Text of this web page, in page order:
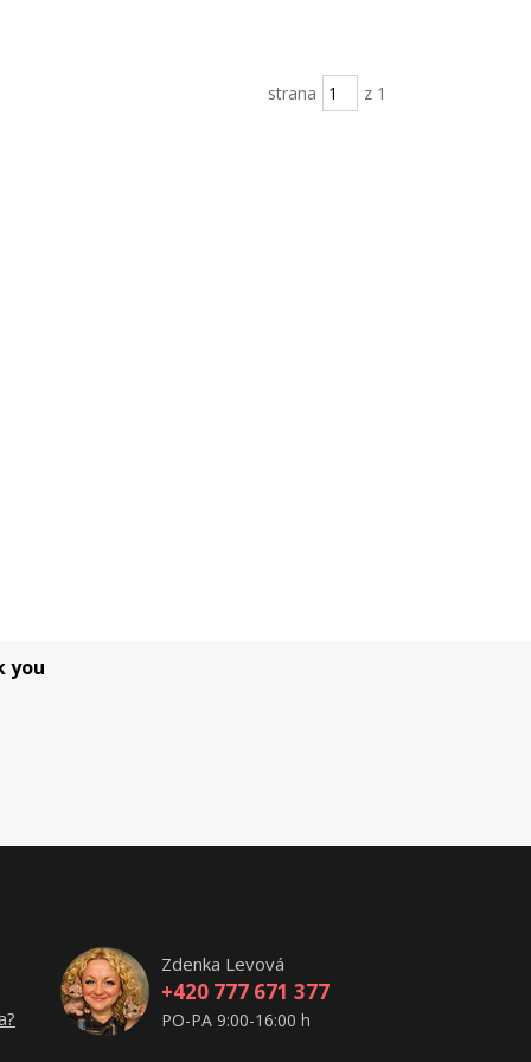
strana z 1
you
Zdenka Levová
+420 777 671 377
PO-PA 9:00-16:00 h